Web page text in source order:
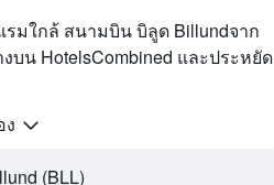
รมใกล้ สนามบิน บิลูด Billundจาก
บน HotelsCombined และประหยัด
ง